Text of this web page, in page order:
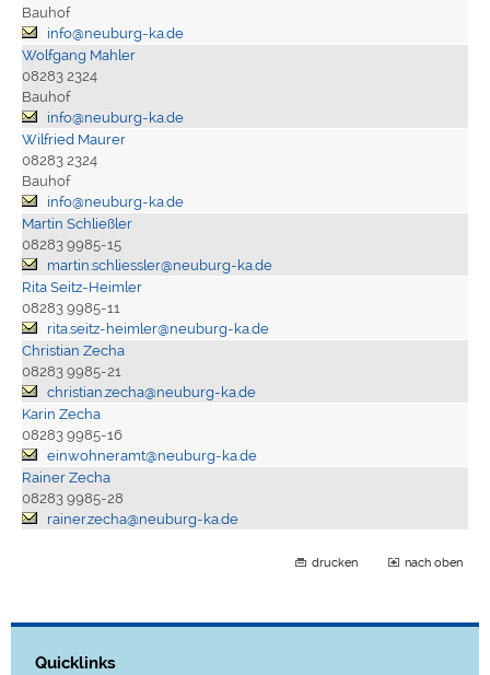
Bauhof
info@neuburg-ka.de
Wolfgang Mahler
08283 2324
Bauhof
info@neuburg-ka.de
Wilfried Maurer
08283 2324
Bauhof
info@neuburg-ka.de
Martin Schließler
08283 9985-15
martin.schliessler@neuburg-ka.de
Rita Seitz-Heimler
08283 9985-11
rita.seitz-heimler@neuburg-ka.de
Christian Zecha
08283 9985-21
christian.zecha@neuburg-ka.de
Karin Zecha
08283 9985-16
einwohneramt@neuburg-ka.de
Rainer Zecha
08283 9985-28
rainer.zecha@neuburg-ka.de
drucken nach oben
Quicklinks